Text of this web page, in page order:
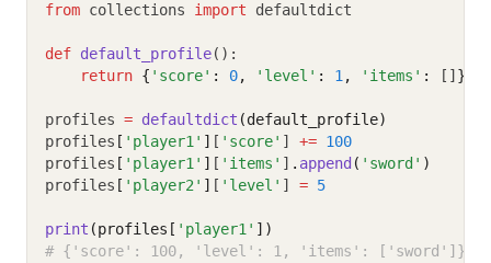
from collections import defaultdict
def default_profile():
return { 'score' : 0, 'level' : 1 , 'items' : [] }
profiles = defaultdict (default_profile)
profiles [ 'player1' ] [ 'score' ] += 100
profiles [ 'player1' ] [ 'items' ] . append ( 'sword' )
profiles [ 'player2' ] [ 'level' ] = 5
print (profiles[ 'player1' ])
# {'score': 100, 'level': 1, 'items': ['sword']}